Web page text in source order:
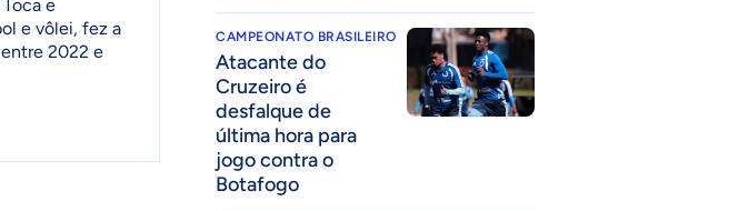
e
e vôlei, fez a
2022 e
CAMPEONATO BRASILEIRO
Atacante do
Cruzeiro é
desfalque de
última hora para
jogo contra o
Botafogo